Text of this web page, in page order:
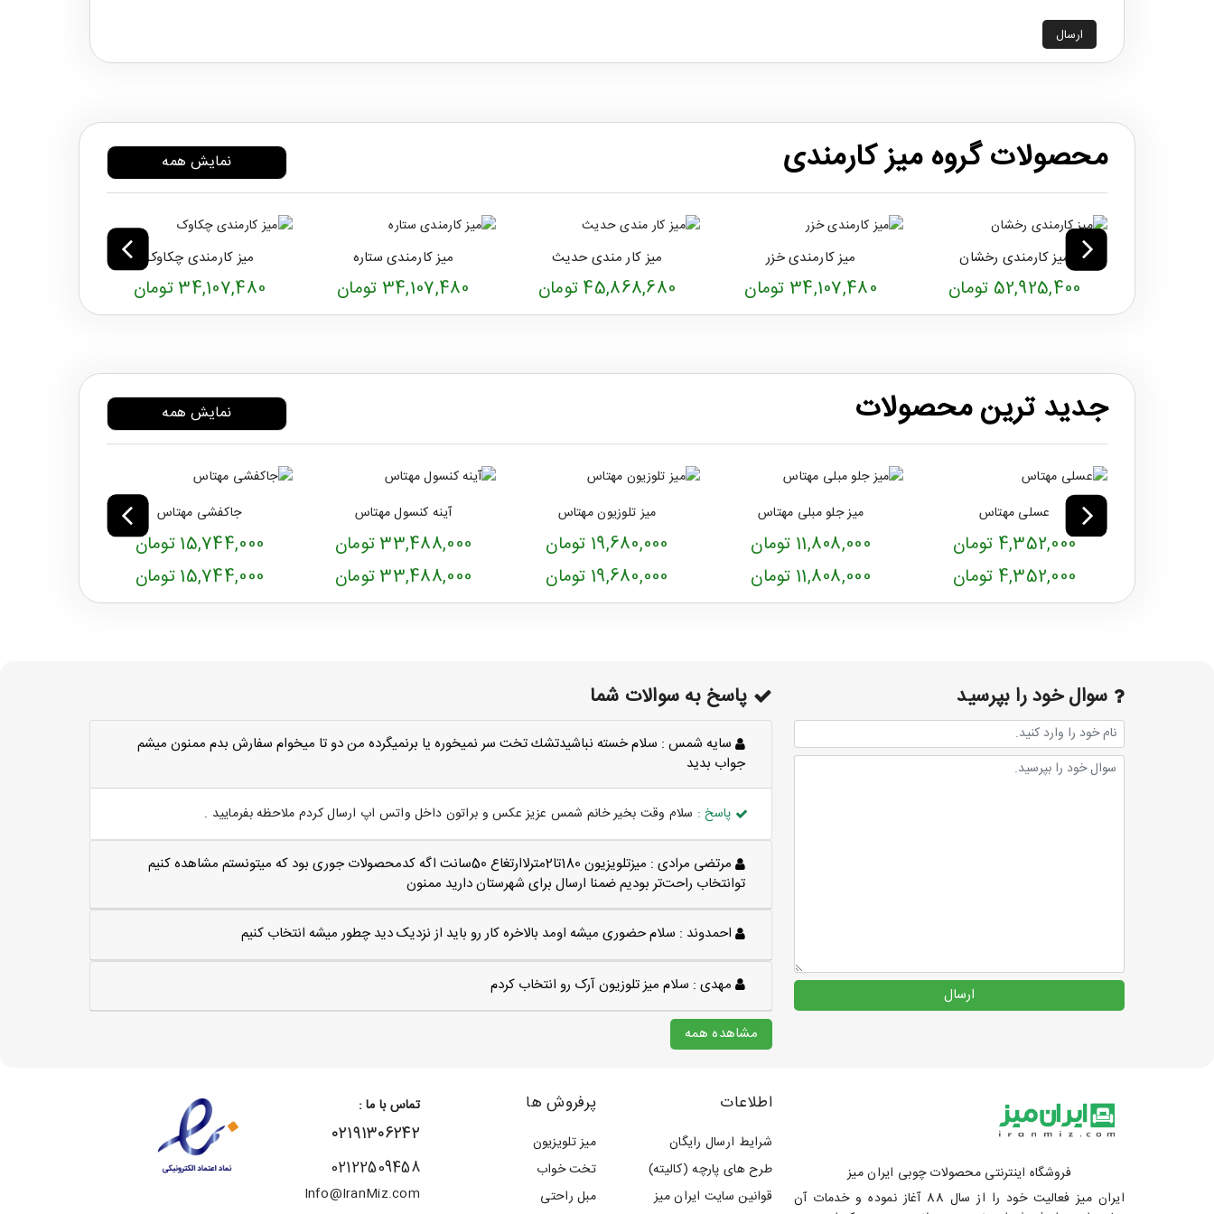
ارسال
محصولات گروه میز کارمندی نمایش همه
میز کارمندی رخشان
52,925,400 تومان
میز کارمندی خزر
34,107,480 تومان
میز کار مندی حدیث
45,868,680 تومان
میز کارمندی ستاره
34,107,480 تومان
میز کارمندی چکاوک
34,107,480 تومان
جدید ترین محصولات نمایش همه
عسلی مهتاس
4,352,000 تومان
4,352,000 تومان
میز جلو مبلی مهتاس
11,808,000 تومان
11,808,000 تومان
میز تلوزیون مهتاس
19,680,000 تومان
19,680,000 تومان
آینه کنسول مهتاس
33,488,000 تومان
33,488,000 تومان
جاکفشی مهتاس
15,744,000 تومان
15,744,000 تومان
سوال خود را بپرسید
ارسال
پاسخ به سوالات شما
سايه شمس : سلام خسته نباشيدتشك تخت سر نميخوره يا برنميگرده من دو تا ميخوام سفارش بدم ممنون ميشم
جواب بديد
پاسخ : سلام وقت بخیر خانم شمس عزیز عکس و براتون داخل واتس اپ ارسال کردم ملاحظه بفرمایید .
مرتضی مرادی :
میزتلویزیون 180تا2مترلاارتغاع 50سانت اگه کدمحصولات جوری بود که میتونستم مشاهده کنیم
توانتخاب راحت‌تر بودیم ضمنا ارسال برای شهرستان دارید ممنون
احمدوند : سلام حضوری میشه اومد بالاخره کار رو باید از نزدیک دید چطور میشه انتخاب کنیم
مهدی : سلام میز تلوزیون آرک رو انتخاب کردم
مشاهده همه
فروشگاه اینترنتی محصولات چوبی ایران میز
ایران میز فعالیت خود را از سال 88 آغاز نموده و خدمات آن
اطلاعات
شرایط ارسال رایگان
طرح های پارچه (کالیته)
قوانین سایت ایران میز
پرفروش ها
میز تلویزیون
تخت خواب
مبل راحتی
تماس با ما :
۰۲۱۹۱۳۰۶۲۴۲
02122509458
Info@IranMiz.com